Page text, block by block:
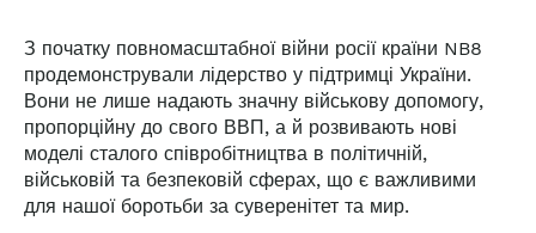
З початку повномасштабної війни росії країни NB8
продемонстрували лідерство у підтримці України.
Вони не лише надають значну військову допомогу,
пропорційну до свого ВВП, а й розвивають нові
моделі сталого співробітництва в політичній,
військовій та безпековій сферах, що є важливими
для нашої боротьби за суверенітет та мир.